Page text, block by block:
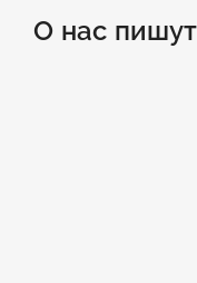
О нас пишут